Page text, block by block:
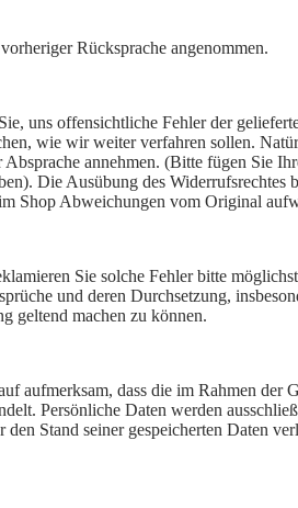
Rücksprache angenommen.
uns offensichtliche Fehler der
wie wir weiter verfahren sollen.
annehmen. (Bitte fügen Sie
Die Ausübung des Widerrufsrechtes
Shop Abweichungen vom Original
Sie solche Fehler bitte
und deren Durchsetzung,
geltend machen zu können.
aufmerksam, dass die im Rahmen
Persönliche Daten werden
Stand seiner gespeicherten Daten